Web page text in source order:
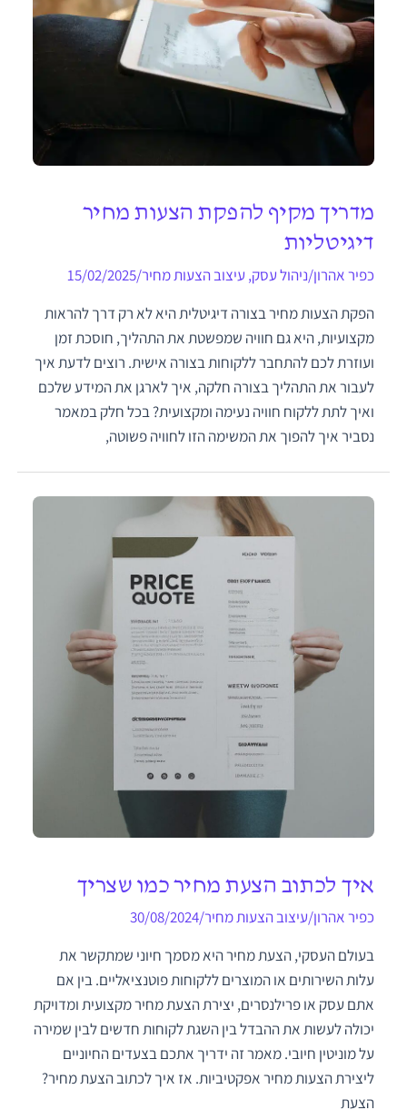
מדריך מקיף להפקת הצעות מחיר
דיגיטליות
כפיר אהרון/ניהול עסק, עיצוב הצעות מחיר/
15/02/2025
הפקת הצעות מחיר בצורה דיגיטלית היא לא רק דרך להראות
מקצועיות, היא גם חוויה שמפשטת את התהליך, חוסכת זמן
ועוזרת לכם להתחבר ללקוחות בצורה אישית. רוצים לדעת איך
לעבור את התהליך בצורה חלקה, איך לארגן את המידע שלכם
ואיך לתת ללקוח חוויה נעימה ומקצועית? בכל חלק במאמר
נסביר איך להפוך את המשימה הזו לחוויה פשוטה,
איך לכתוב הצעת מחיר כמו שצריך
כפיר אהרון/עיצוב הצעות מחיר/
30/08/2024
בעולם העסקי, הצעת מחיר היא מסמך חיוני שמתקשר את
עלות השירותים או המוצרים ללקוחות פוטנציאליים. בין אם
אתם עסק או פרילנסרים, יצירת הצעת מחיר מקצועית ומדויקת
יכולה לעשות את ההבדל בין השגת לקוחות חדשים לבין שמירה
על מוניטין חיובי. מאמר זה ידריך אתכם בצעדים החיוניים
ליצירת הצעות מחיר אפקטיביות. אז איך לכתוב הצעת מחיר?
הצעת